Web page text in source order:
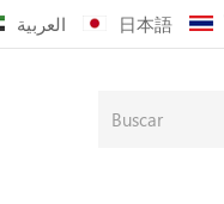
العربية 日本語